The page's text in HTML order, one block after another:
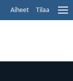
Aiheet Tilaa